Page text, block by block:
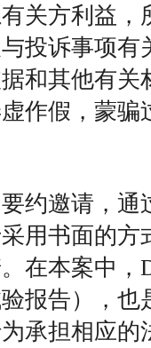
关方利益，
投诉事项
和其他有关
作假，蒙骗
约邀请，通
用书面的方
在本案中，
报告），也
承担相应的